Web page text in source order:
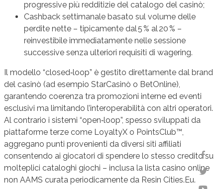
progressive più redditizie del catalogo del casinò;
Cashback settimanale basato sul volume delle
perdite nette – tipicamente dal 5 % al 20 % –
reinvestibile immediatamente nelle sessione
successive senza ulteriori requisiti di wagering.
Il modello “closed‑loop” è gestito direttamente dal brand
del casinò (ad esempio StarCasinò o BetOnline),
garantendo coerenza tra promozioni interne ed eventi
esclusivi ma limitando l’interoperabilità con altri operatori.
Al contrario i sistemi “open‑loop”, spesso sviluppati da
piattaforme terze come LoyaltyX o PointsClub™,
aggregano punti provenienti da diversi siti affiliati
consentendo ai giocatori di spendere lo stesso credito su
molteplici cataloghi giochi – inclusa la lista casino online
non AAMS curata periodicamente da Resin Cities.Eu.